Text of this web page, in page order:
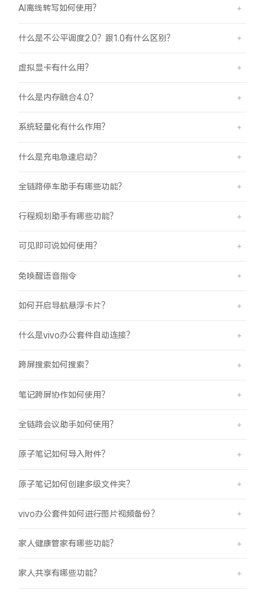
AI离线转写如何使用？
什么是不公平调度2.0？跟1.0有什么区别？
虚拟显卡有什么用？
什么是内存融合4.0？
系统轻量化有什么作用？
什么是充电急速启动？
全链路停车助手有哪些功能？
行程规划助手有哪些功能？
可见即可说如何使用？
免唤醒语音指令
如何开启导航悬浮卡片？
什么是vivo办公套件自动连接？
跨屏搜索如何搜索？
笔记跨屏协作如何使用？
全链路会议助手如何使用？
原子笔记如何导入附件？
原子笔记如何创建多级文件夹？
vivo办公套件如何进行图片视频备份？
家人健康管家有哪些功能？
家人共享有哪些功能？